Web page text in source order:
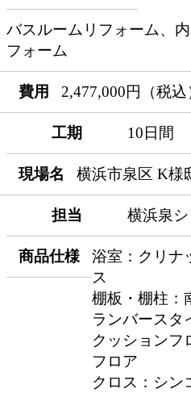
バスルームリフォーム、内
フォーム
費用 2,477,000円（税込
工期 10日間
現場名 横浜市泉区 K様
担当 横浜泉
商品仕様
浴室：クリナ
ス
棚板・棚柱：
ランバースタ
クッションフ
フロア
クロス：シン